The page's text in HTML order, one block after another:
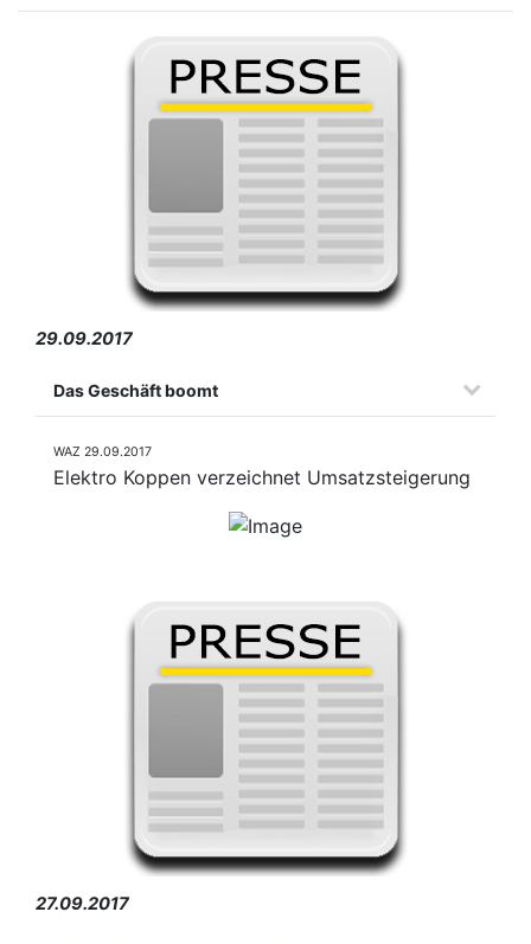
29.09.2017
Das Geschäft boomt
WAZ 29.09.2017
Elektro Koppen verzeichnet Umsatzsteigerung
27.09.2017